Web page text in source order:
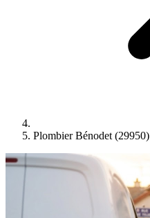
Plombier Bénodet (29950)